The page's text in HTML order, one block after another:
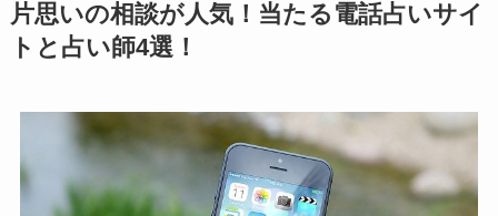
片思いの相談が人気！当たる電話占いサイ
トと占い師4選！